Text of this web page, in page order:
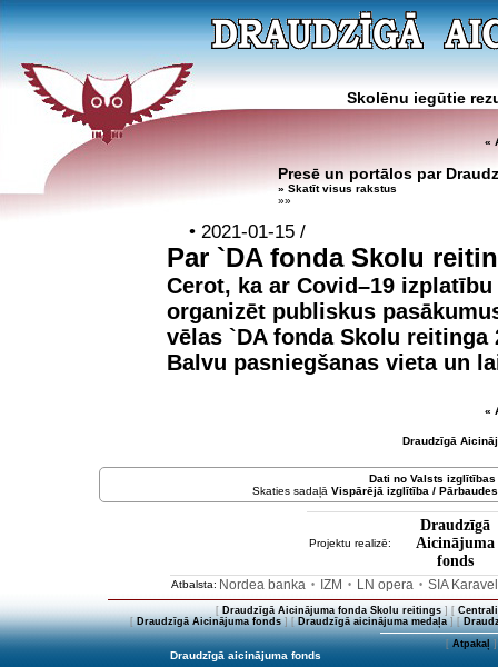
Skolēnu iegūtie
«
Presē un portālos par
» Skatīt visus rakstus
»»
• 2021-01-15 /
Par `DA fonda Skolu
Cerot, ka ar Covid–19
organizēt publiskus
vēlas `DA fonda Skolu reitinga
Balvu pasniegšanas vieta un
«
Draudzīgā
Dati no Valsts
Skaties sadaļā Vispārējā izglītība /
Projektu realizē:
Draudzīgā
Aicinājuma
fonds
Atbalsta: Nordea banka • IZM • LN opera • SIA
[ Draudzīgā Aicinājuma fonda Skolu reitings] [
[Draudzīgā Aicinājuma fonds] [Draudzīgā aicinājuma medaļa] [
[Atpakaļ]
Draudzīgā aicinājuma fonds